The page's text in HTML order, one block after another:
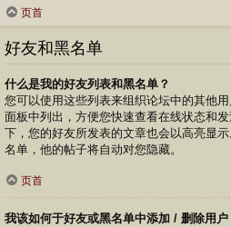
页首
好友和黑名单
什么是我的好友列表和黑名单？
您可以使用这些列表来组织论坛中的其他
面板中列出，方便您快速查看在线状态和
下，您的好友所发表的文章也会以高亮显
名单，他的帖子将自动对您隐藏。
页首
我该如何于好友或黑名单中添加 / 删除用户